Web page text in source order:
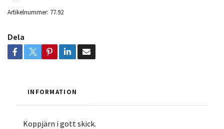
Artikelnummer: 77.92
Dela
INFORMATION
Koppjärn i gott skick.